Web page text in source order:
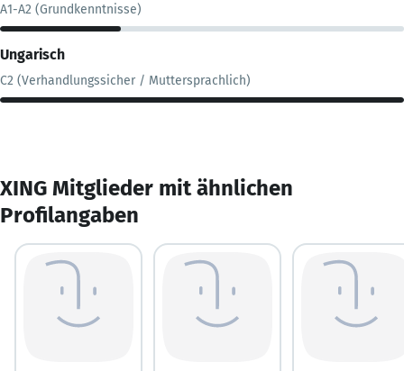
A1-A2 (Grundkenntnisse)
Ungarisch
C2 (Verhandlungssicher / Muttersprachlich)
XING Mitglieder mit ähnlichen
Profilangaben